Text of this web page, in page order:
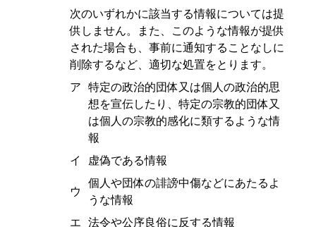
次のいずれかに該当する情報については提
供しません。また、このような情報が提供
された場合も、事前に通知することなしに
削除するなど、適切な処置をとります。
ア 特定の政治的団体又は個人の政治的思
想を宣伝したり、特定の宗教的団体又
は個人の宗教的感化に類するような情
報
イ
虚偽である情報
ウ
個人や団体の誹謗中傷などにあたるよ
うな情報
エ 法令や公序良俗に反する情報